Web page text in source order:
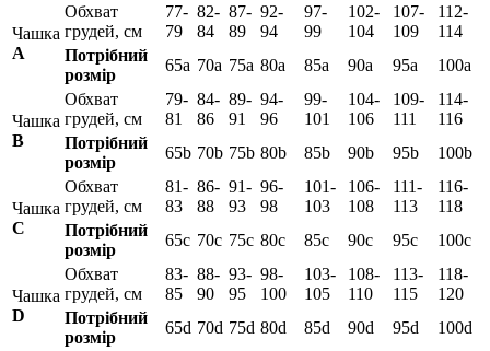
Чашка
А
Обхват
грудей, см
77-
79
82-
84
87-
89
92-
94
97-
99
102-
104
107-
109
112-
114
Потрібний
розмір
65а 70а 75а 80а 85а 90а 95а 100а
Чашка
B
Обхват
грудей, см
79-
81
84-
86
89-
91
94-
96
99-
101
104-
106
109-
111
114-
116
Потрібний
розмір
65b 70b 75b 80b 85b 90b 95b 100b
Чашка
C
Обхват
грудей, см
81-
83
86-
88
91-
93
96-
98
101-
103
106-
108
111-
113
116-
118
Потрібний
розмір
65c 70c 75c 80c 85c 90c 95c 100c
Чашка
D
Обхват
грудей, см
83-
85
88-
90
93-
95
98-
100
103-
105
108-
110
113-
115
118-
120
Потрібний
розмір
65d 70d 75d 80d 85d 90d 95d 100d